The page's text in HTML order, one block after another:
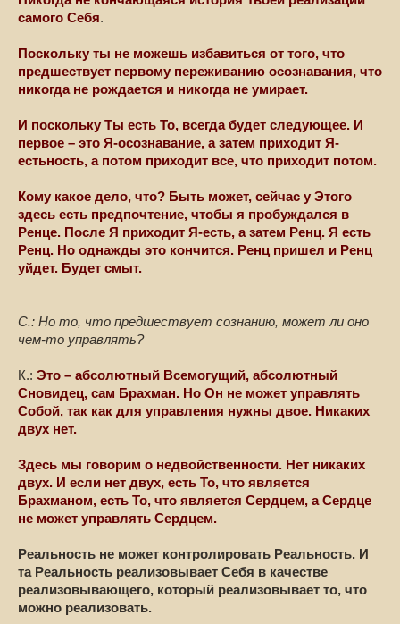
самого Себя.
Поскольку ты не можешь избавиться от того, что
предшествует первому переживанию осознавания, что
никогда не рождается и никогда не умирает.
И поскольку Ты есть То, всегда будет следующее. И
первое – это Я-осознавание, а затем приходит Я-
естьность, а потом приходит все, что приходит потом.
Кому какое дело, что? Быть может, сейчас у Этого
здесь есть предпочтение, чтобы я пробуждался в
Ренце. После Я приходит Я-есть, а затем Ренц. Я есть
Ренц. Но однажды это кончится. Ренц пришел и Ренц
уйдет. Будет смыт.
С.: Но то, что предшествует сознанию, может ли оно
чем-то управлять?
К.: Это – абсолютный Всемогущий, абсолютный
Сновидец, сам Брахман. Но Он не может управлять
Собой, так как для управления нужны двое. Никаких
двух нет.
Здесь мы говорим о недвойственности. Нет никаких
двух. И если нет двух, есть То, что является
Брахманом, есть То, что является Сердцем, а Сердце
не может управлять Сердцем.
Реальность не может контролировать Реальность. И
та Реальность реализовывает Себя в качестве
реализовывающего, который реализовывает то, что
можно реализовать.